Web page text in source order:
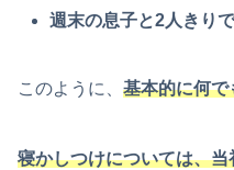
週末の息子と2人きり
このように、 基本的に何で
寝かしつけについては、